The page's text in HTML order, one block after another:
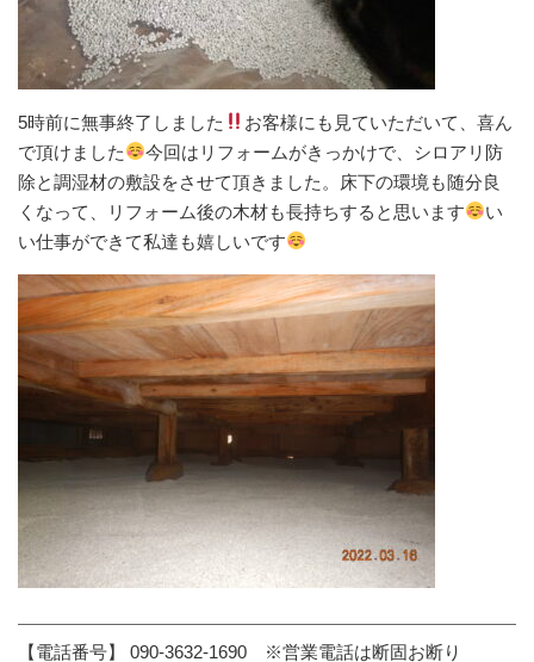
5時前に無事終了しました
お客様にも見ていただいて、喜ん
で頂けました
今回はリフォームがきっかけで、シロアリ防
除と調湿材の敷設をさせて頂きました。床下の環境も随分良
くなって、リフォーム後の木材も長持ちすると思います
い
い仕事ができて私達も嬉しいです
【電話番号】 090-3632-1690 ※営業電話は断固お断り